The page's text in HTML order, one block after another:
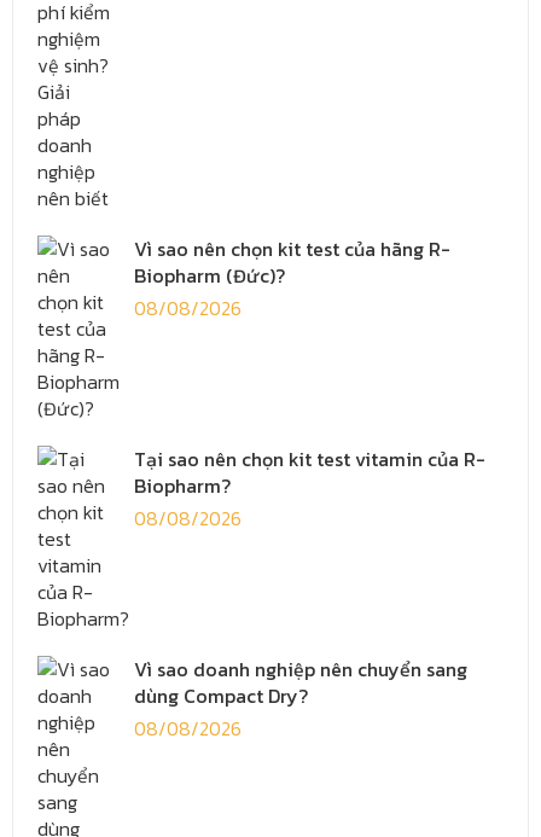
Vì sao nên chọn kit test của hãng R-
Biopharm (Đức)?
08/08/2026
Tại sao nên chọn kit test vitamin của R-
Biopharm?
08/08/2026
Vì sao doanh nghiệp nên chuyển sang
dùng Compact Dry?
08/08/2026